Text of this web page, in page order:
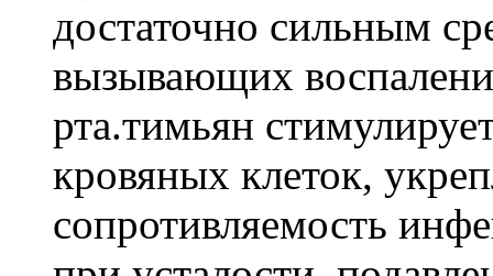
достаточно сильным
вызывающих
рта.тимьян
кровяных клеток,
сопротивляемость